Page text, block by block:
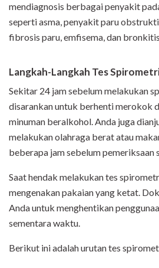
mendiagnosis berbagai penyakit
seperti asma, penyakit paru
fibrosis paru, emfisema, dan
Langkah-Langkah Tes
Sekitar 24 jam sebelum melakukan
disarankan untuk berhenti merokok
minuman beralkohol. Anda juga
melakukan olahraga berat atau
beberapa jam sebelum pemeriksaan
Saat hendak melakukan tes
mengenakan pakaian yang ketat.
Anda untuk menghentikan
sementara waktu.
Berikut ini adalah urutan tes